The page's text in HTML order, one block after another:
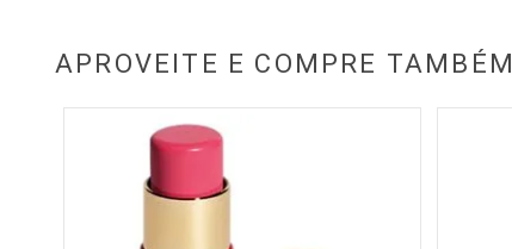
APROVEITE E COMPRE TAMBÉM